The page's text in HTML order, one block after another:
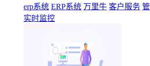
erp系统 ERP系统 万里牛 客户服务
实时监控